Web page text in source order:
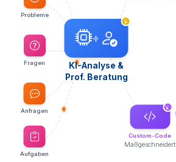
Probleme
Fragen
Anfragen
Aufgaben
+
KI-Analyse &
Prof. Beratung
Custom-Code
Maßgeschneidert